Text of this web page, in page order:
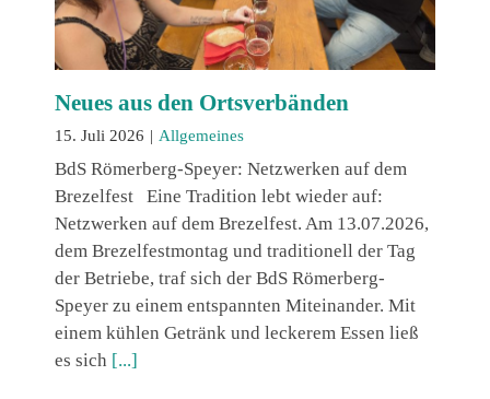
Neues aus den Ortsverbänden
15. Juli 2026 | Allgemeines
BdS Römerberg-Speyer: Netzwerken auf dem
Brezelfest Eine Tradition lebt wieder auf:
Netzwerken auf dem Brezelfest. Am 13.07.2026,
dem Brezelfestmontag und traditionell der Tag
der Betriebe, traf sich der BdS Römerberg-
Speyer zu einem entspannten Miteinander. Mit
einem kühlen Getränk und leckerem Essen ließ
es sich [...]